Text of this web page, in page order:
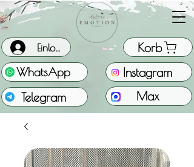
WhatsApp
Korb
Einloggen
Telegram Max
Instagram